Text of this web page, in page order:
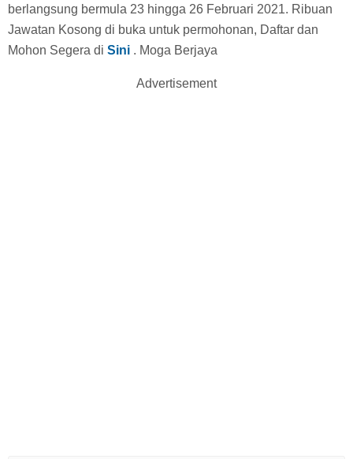
berlangsung bermula 23 hingga 26 Februari 2021. Ribuan
Jawatan Kosong di buka untuk permohonan, Daftar dan
Mohon Segera di Sini . Moga Berjaya
Advertisement